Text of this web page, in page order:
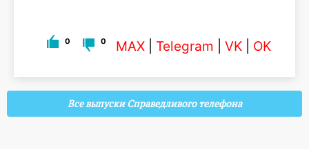
0 0 MAX Telegram VK OK
Все выпуски Справедливого телефона